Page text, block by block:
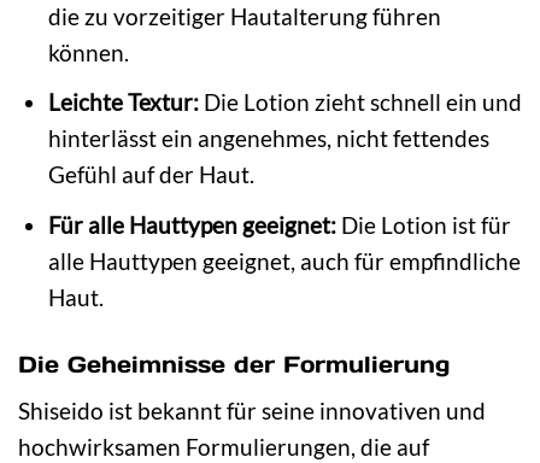
die zu vorzeitiger Hautalterung führen
können.
Leichte Textur:Die Lotion zieht schnell ein und
hinterlässt ein angenehmes, nicht fettendes
Gefühl auf der Haut.
Für alle Hauttypen geeignet:Die Lotion ist für
alle Hauttypen geeignet, auch für empfindliche
Haut.
Die Geheimnisse der Formulierung
Shiseido ist bekannt für seine innovativen und
hochwirksamen Formulierungen, die auf